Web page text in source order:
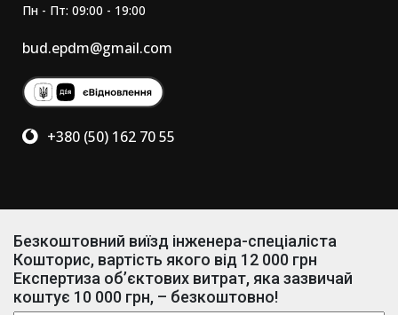
+380 (50) 162 70 55
Пн - Пт: 09:00 - 19:00
bud.epdm@gmail.com
Безкоштовний виїзд інженера-спеціаліста
Кошторис, вартість якого від 12 000 грн
Експертиза об’єктових витрат, яка зазвичай
коштує 10 000 грн, – безкоштовно!